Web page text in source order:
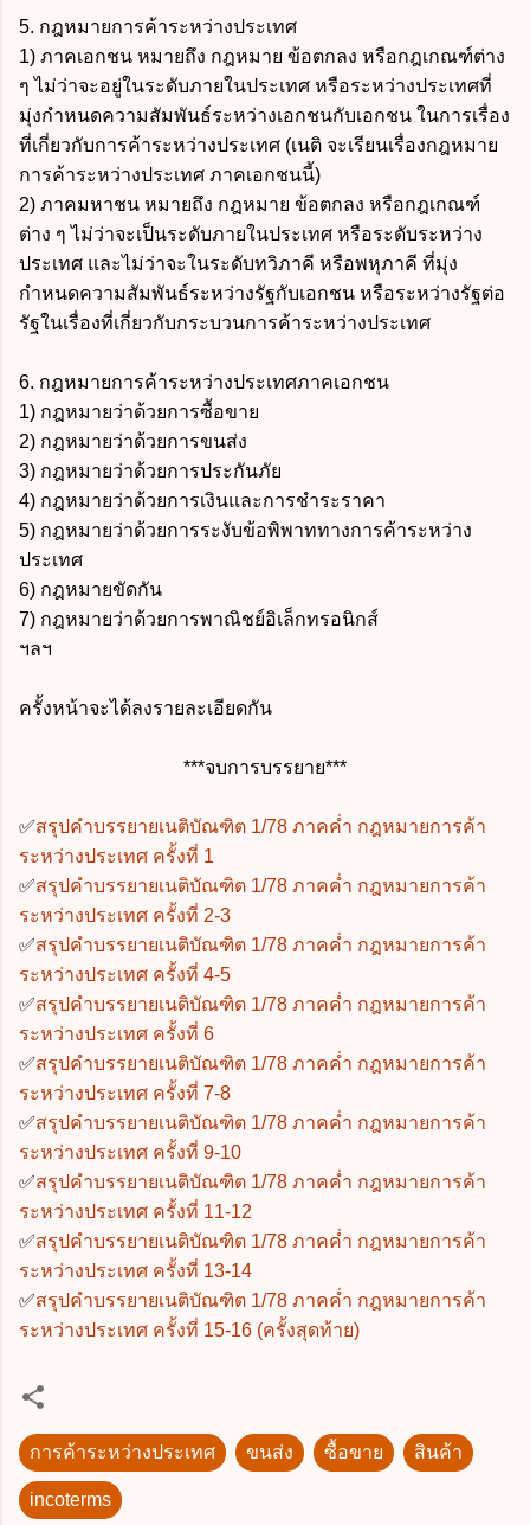
5. กฎหมายการค้าระหว่างประเทศ
1) ภาคเอกชน หมายถึง กฎหมาย ข้อตกลง หรือกฎเกณฑ์ต่าง
ๆ ไม่ว่าจะอยู่ในระดับภายในประเทศ หรือระหว่างประเทศที่
มุ่งกำหนดความสัมพันธ์ระหว่างเอกชนกับเอกชน ในการเรื่อง
ที่เกี่ยวกับการค้าระหว่างประเทศ (เนติ จะเรียนเรื่องกฎหมาย
การค้าระหว่างประเทศ ภาคเอกชนนี้)
2) ภาคมหาชน หมายถึง กฎหมาย ข้อตกลง หรือกฎเกณฑ์
ต่าง ๆ ไม่ว่าจะเป็นระดับภายในประเทศ หรือระดับระหว่าง
ประเทศ และไม่ว่าจะในระดับทวิภาคี หรือพหุภาคี ที่มุ่ง
กำหนดความสัมพันธ์ระหว่างรัฐกับเอกชน หรือระหว่างรัฐต่อ
รัฐในเรื่องที่เกี่ยวกับกระบวนการค้าระหว่างประเทศ
6. กฎหมายการค้าระหว่างประเทศภาคเอกชน
1) กฎหมายว่าด้วยการซื้อขาย
2) กฎหมายว่าด้วยการขนส่ง
3) กฎหมายว่าด้วยการประกันภัย
4) กฎหมายว่าด้วยการเงินและการชำระราคา
5) กฎหมายว่าด้วยการระงับข้อพิพาททางการค้าระหว่าง
ประเทศ
6) กฎหมายขัดกัน
7) กฎหมายว่าด้วยการพาณิชย์อิเล็กทรอนิกส์
ฯลฯ
ครั้งหน้าจะได้ลงรายละเอียดกัน
***จบการบรรยาย***
✅สรุปคำบรรยายเนติบัณฑิต 1/78 ภาคค่ำ กฎหมายการค้า
ระหว่างประเทศ ครั้งที่ 1
✅สรุปคำบรรยายเนติบัณฑิต 1/78 ภาคค่ำ กฎหมายการค้า
ระหว่างประเทศ ครั้งที่ 2-3
✅สรุปคำบรรยายเนติบัณฑิต 1/78 ภาคค่ำ กฎหมายการค้า
ระหว่างประเทศ ครั้งที่ 4-5
✅สรุปคำบรรยายเนติบัณฑิต 1/78 ภาคค่ำ กฎหมายการค้า
ระหว่างประเทศ ครั้งที่ 6
✅สรุปคำบรรยายเนติบัณฑิต 1/78 ภาคค่ำ กฎหมายการค้า
ระหว่างประเทศ ครั้งที่ 7-8
✅สรุปคำบรรยายเนติบัณฑิต 1/78 ภาคค่ำ กฎหมายการค้า
ระหว่างประเทศ ครั้งที่ 9-10
✅สรุปคำบรรยายเนติบัณฑิต 1/78 ภาคค่ำ กฎหมายการค้า
ระหว่างประเทศ ครั้งที่ 11-12
✅สรุปคำบรรยายเนติบัณฑิต 1/78 ภาคค่ำ กฎหมายการค้า
ระหว่างประเทศ ครั้งที่ 13-14
✅สรุปคำบรรยายเนติบัณฑิต 1/78 ภาคค่ำ กฎหมายการค้า
ระหว่างประเทศ ครั้งที่ 15-16 (ครั้งสุดท้าย)
การค้าระหว่างประเทศ ขนส่ง ซื้อขาย สินค้า
incoterms